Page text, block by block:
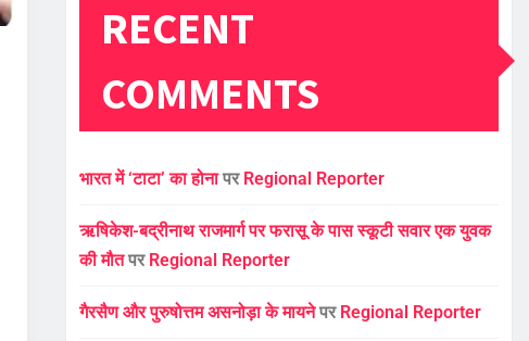
RECENT
COMMENTS
भारत में ‘टाटा’ का होनापर Regional Reporter
ऋषिकेश-बद्रीनाथ राजमार्ग पर फरासू के पास स्कूटी सवार एक युवक
की मौतपर Regional Reporter
गैरसैण और पुरुषोत्तम असनोड़ा के मायनेपर Regional Reporter